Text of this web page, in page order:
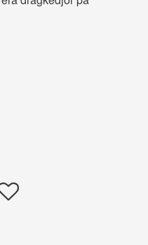
till i favoriter